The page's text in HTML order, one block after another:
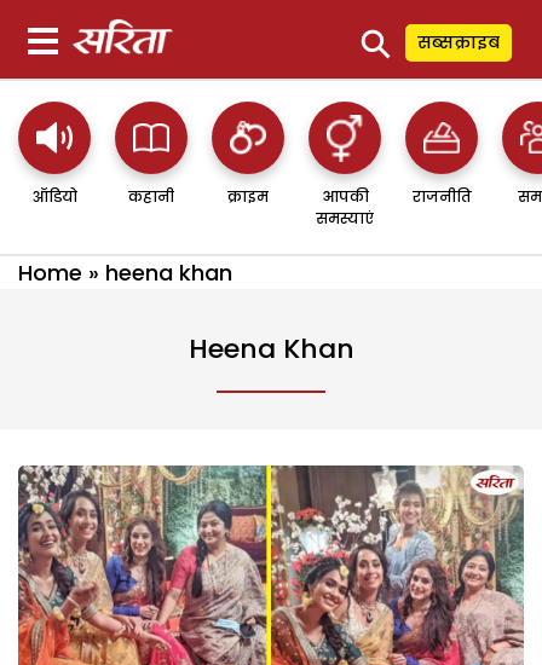
⚲ सब्सक्राइब
ऑडियो कहानी क्राइम
आपकी
समस्याएं
राजनीति
Home » heena khan
Heena Khan